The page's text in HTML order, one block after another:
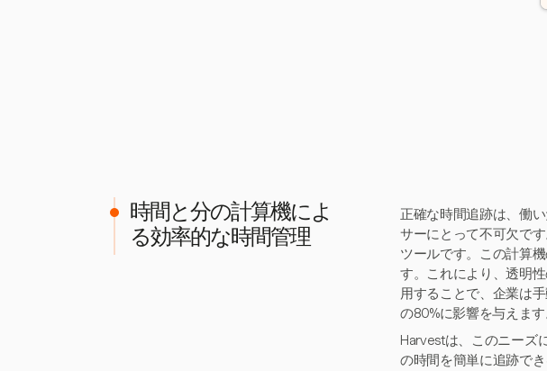
時間と分の計算機によ
る効率的な時間管理
正確な時間追跡は、働
サーにとって不可欠です
ツールです。この計算
す。これにより、透明
用することで、企業は
の80%に影響を与えます
Harvestは、このニーズ
の時間を簡単に追跡で